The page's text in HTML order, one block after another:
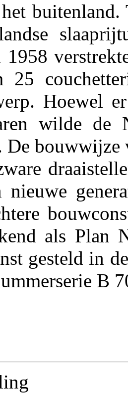
25
Hoewel
wilde de
De
nieuwe
als
gesteld in
B